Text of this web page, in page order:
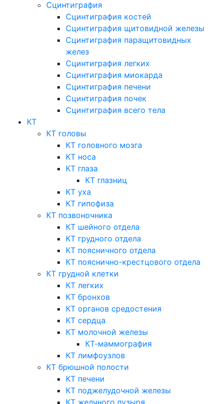
Сцинтиграфия
Сцинтиграфия костей
Сцинтиграфия щитовидной железы
Сцинтиграфия паращитовидных
желез
Сцинтиграфия легких
Сцинтиграфия миокарда
Сцинтиграфия печени
Сцинтиграфия почек
Сцинтиграфия всего тела
КТ
КТ головы
КТ головного мозга
КТ носа
КТ глаза
КТ глазниц
КТ уха
КТ гипофиза
КТ позвоночника
КТ шейного отдела
КТ грудного отдела
КТ поясничного отдела
КТ пояснично-крестцового отдела
КТ грудной клетки
КТ легких
КТ бронхов
КТ органов средостения
КТ сердца
КТ молочной железы
КТ-маммография
КТ лимфоузлов
КТ брюшной полости
КТ печени
КТ поджелудочной железы
КТ желчного пузыря